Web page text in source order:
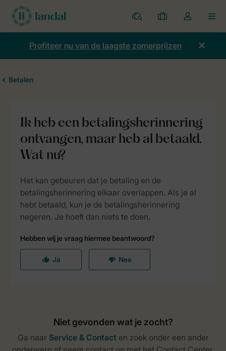
Parken
Mijn
boekingen
Open
de
dropdown
Profiteer nu van de laagste zomerprijzen